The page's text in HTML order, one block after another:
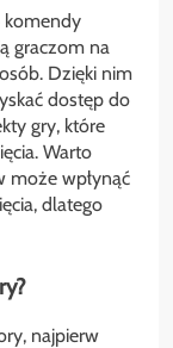
komendy
graczom na
Dzięki nim
dostęp do
gry, które
Warto
może wpłynąć
dlatego
najpierw